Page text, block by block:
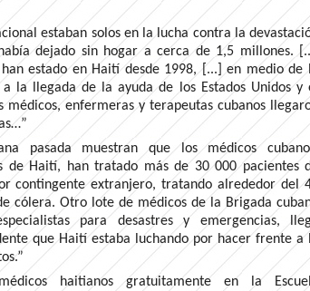
estaban solos en la lucha contra la
dejado sin hogar a cerca de 1,5 millones.
estado en Haití desde 1998, [...] en medio de
la llegada de la ayuda de los Estados Unidos y
médicos, enfermeras y terapeutas cubanos
pasada muestran que los médicos
de Haití, han tratado más de 30 000 pacientes
contingente extranjero, tratando alrededor del
cólera. Otro lote de médicos de la Brigada
para desastres y emergencias,
que Haití estaba luchando por hacer frente a
haitianos gratuitamente en la